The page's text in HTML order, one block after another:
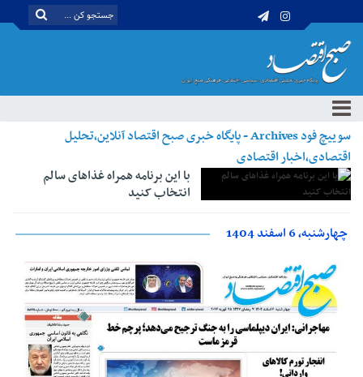
سوییچ فود Archives - پایگاه خبری صبح اقتصاد آنلاین،تحلیل
اقتصادی،اخبار اقتصادی
با این برنامه همراه غذاهای سالم
انتخاب کنید
چهارشنبه، 6 اسفند 1404